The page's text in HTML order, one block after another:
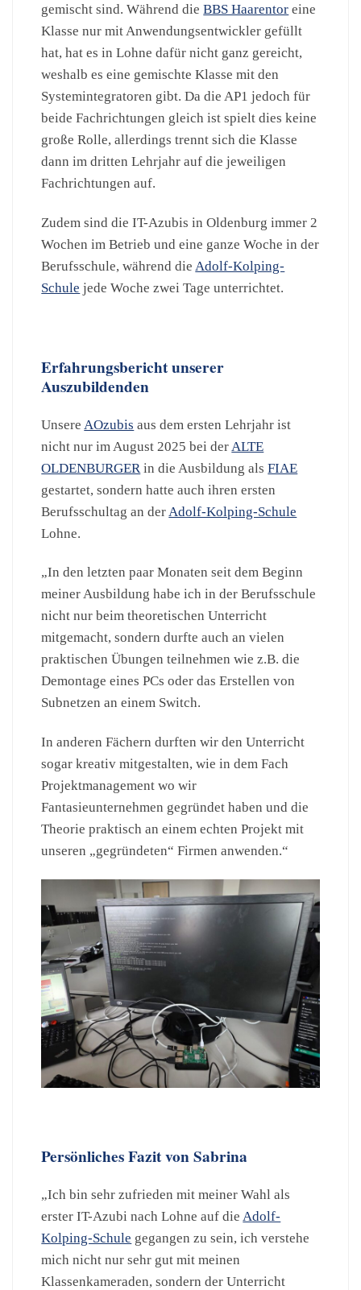
gemischt sind. Während dieBBS Haarentor eine
Klasse nur mit Anwendungsentwickler gefüllt
hat, hat es in Lohne dafür nicht ganz gereicht,
weshalb es eine gemischte Klasse mit den
Systemintegratoren gibt. Da die AP1 jedoch für
beide Fachrichtungen gleich ist spielt dies keine
große Rolle, allerdings trennt sich die Klasse
dann im dritten Lehrjahr auf die jeweiligen
Fachrichtungen auf.
Zudem sind die IT-Azubis in Oldenburg immer 2
Wochen im Betrieb und eine ganze Woche in der
Berufsschule, während dieAdolf-Kolping-
Schule jede Woche zwei Tage unterrichtet.
Erfahrungsbericht unserer
Auszubildenden
Unsere AOzubis aus dem ersten Lehrjahr ist
nicht nur im August 2025 bei der ALTE
OLDENBURGER in die Ausbildung alsFIAE
gestartet, sondern hatte auch ihren ersten
Berufsschultag an der Adolf-Kolping-Schule
Lohne.
„In den letzten paar Monaten seit dem Beginn
meiner Ausbildung habe ich in der Berufsschule
nicht nur beim theoretischen Unterricht
mitgemacht, sondern durfte auch an vielen
praktischen Übungen teilnehmen wie z.B. die
Demontage eines PCs oder das Erstellen von
Subnetzen an einem Switch.
In anderen Fächern durften wir den Unterricht
sogar kreativ mitgestalten, wie in dem Fach
Projektmanagement wo wir
Fantasieunternehmen gegründet haben und die
Theorie praktisch an einem echten Projekt mit
unseren „gegründeten“ Firmen anwenden.“
Persönliches Fazit von Sabrina
„Ich bin sehr zufrieden mit meiner Wahl als
erster IT-Azubi nach Lohne auf die Adolf-
Kolping-Schule gegangen zu sein, ich verstehe
mich nicht nur sehr gut mit meinen
Klassenkameraden, sondern der Unterricht